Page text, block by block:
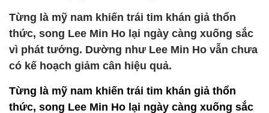
Từng là mỹ nam khiến trái tim khán giả thổn
thức, song Lee Min Ho lại ngày càng xuống sắc
vì phát tướng. Dường như Lee Min Ho vẫn chưa
có kế hoạch giảm cân hiệu quả.
Từng là mỹ nam khiến trái tim khán giả thổn
thức, song Lee Min Ho lại ngày càng xuống sắc